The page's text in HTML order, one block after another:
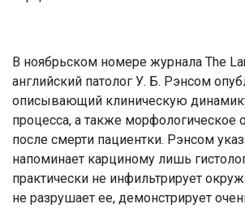
В ноябрьском номере журнала The
английский патолог У. Б. Рэнсом
описывающий клиническую
процесса, а также морфологическое
после смерти пациентки. Рэнсом
напоминает карциному лишь
практически не инфильтрирует
не разрушает ее, демонстрирует